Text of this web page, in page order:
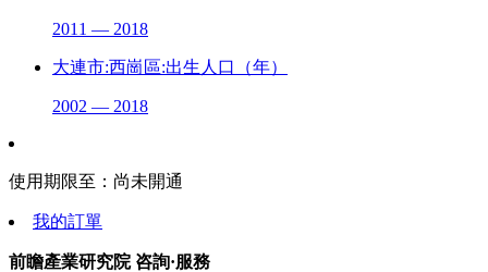
2011 — 2018
大連市:西崗區:出生人口（年）
2002 — 2018
使用期限至： 尚未開通
我的訂單
前瞻產業研究院 咨詢·服務